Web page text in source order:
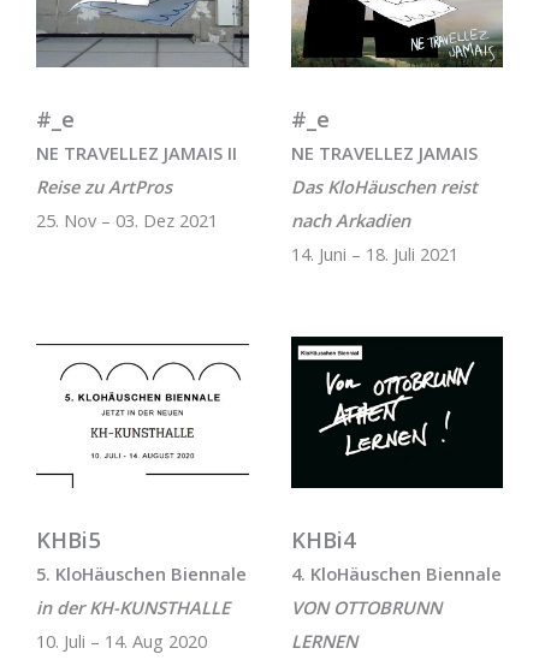
#_e
NE TRAVELLEZ JAMAIS II
Reise zu ArtPros
25. Nov – 03. Dez 2021
#_e
NE TRAVELLEZ JAMAIS
Das KloHäuschen reist
nach Arkadien
14. Juni – 18. Juli 2021
KHBi5
5. KloHäuschen Biennale
in der KH-KUNSTHALLE
10. Juli – 14. Aug 2020
KHBi4
4. KloHäuschen Biennale
VON OTTOBRUNN
LERNEN